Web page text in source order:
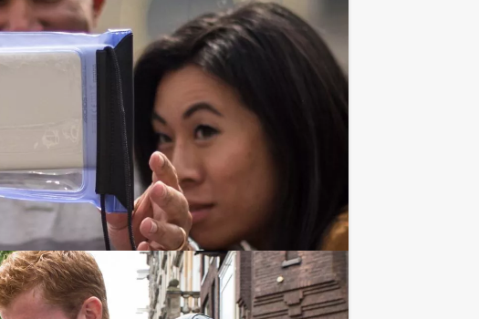
dag en tijdstip!
maar ook in het Engels worden gehouden
English language).